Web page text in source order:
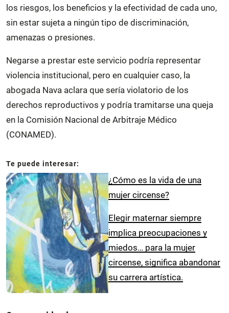
los riesgos, los beneficios y la efectividad de cada uno,
sin estar sujeta a ningún tipo de discriminación,
amenazas o presiones.
Negarse a prestar este servicio podría representar
violencia institucional, pero en cualquier caso, la
abogada Nava aclara que sería violatorio de los
derechos reproductivos y podría tramitarse una queja
en la Comisión Nacional de Arbitraje Médico
(CONAMED).
¿Cómo es la vida de una
mujer circense?
Elegir maternar siempre
implica preocupaciones y
miedos… para la mujer
circense, significa abandonar
su carrera artística.